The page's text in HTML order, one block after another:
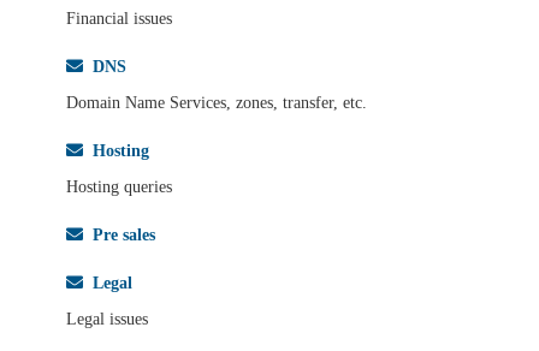
Financial issues
DNS
Domain Name Services, zones, transfer, etc.
Hosting
Hosting queries
Pre sales
Legal
Legal issues